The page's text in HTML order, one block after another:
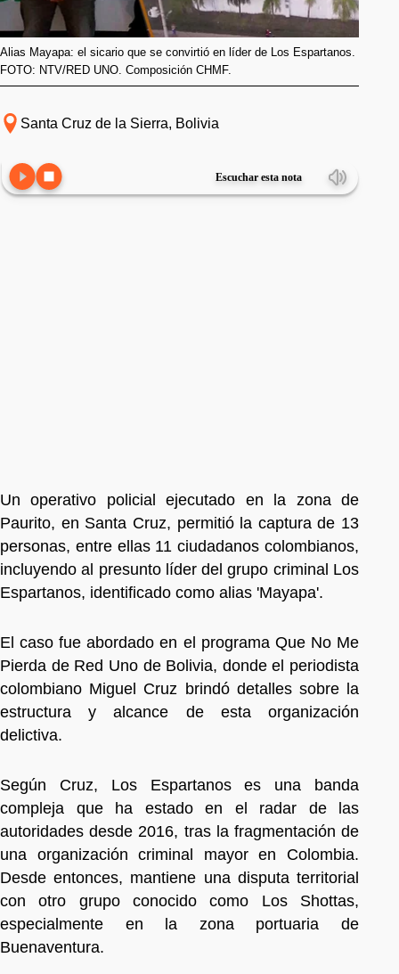
Alias Mayapa: el sicario que se convirtió en líder de Los Espartanos.
FOTO: NTV/RED UNO. Composición CHMF.
Santa Cruz de la Sierra, Bolivia
Escuchar esta nota
Un operativo policial ejecutado en la zona de
Paurito, en Santa Cruz, permitió la captura de 13
personas, entre ellas 11 ciudadanos colombianos,
incluyendo al presunto líder del grupo criminal Los
Espartanos, identificado como alias 'Mayapa'.
El caso fue abordado en el programa Que No Me
Pierda de Red Uno de Bolivia, donde el periodista
colombiano Miguel Cruz brindó detalles sobre la
estructura y alcance de esta organización
delictiva.
Según Cruz, Los Espartanos es una banda
compleja que ha estado en el radar de las
autoridades desde 2016, tras la fragmentación de
una organización criminal mayor en Colombia.
Desde entonces, mantiene una disputa territorial
con otro grupo conocido como Los Shottas,
especialmente en la zona portuaria de
Buenaventura.